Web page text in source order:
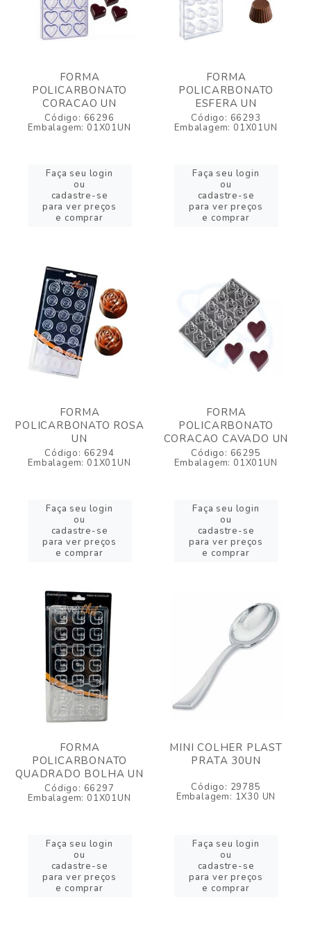
FORMA
POLICARBONATO
CORACAO UN
Código: 66296
Embalagem: 01X01UN
Faça seu login
ou
cadastre-se
para ver preços
e comprar
FORMA
POLICARBONATO
ESFERA UN
Código: 66293
Embalagem: 01X01UN
Faça seu login
ou
cadastre-se
para ver preços
e comprar
FORMA
POLICARBONATO ROSA
UN
Código: 66294
Embalagem: 01X01UN
Faça seu login
ou
cadastre-se
para ver preços
e comprar
FORMA
POLICARBONATO
CORACAO CAVADO UN
Código: 66295
Embalagem: 01X01UN
Faça seu login
ou
cadastre-se
para ver preços
e comprar
FORMA
POLICARBONATO
QUADRADO BOLHA UN
Código: 66297
Embalagem: 01X01UN
Faça seu login
ou
cadastre-se
para ver preços
e comprar
MINI COLHER PLAST
PRATA 30UN
Código: 29785
Embalagem: 1X30 UN
Faça seu login
ou
cadastre-se
para ver preços
e comprar